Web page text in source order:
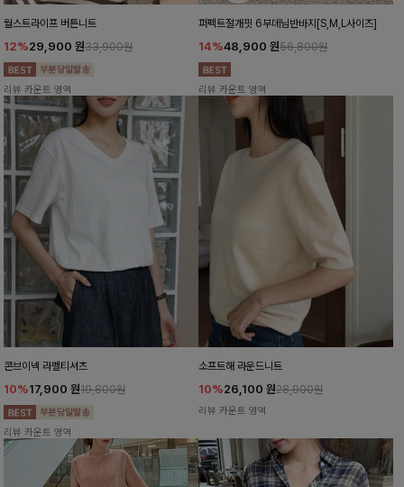
월스트라이프 버튼니트
12%29,900 원33,900원
리뷰 카운트 영역
퍼펙트절개핏 6부데님반바지[S,M,L사이즈]
14%48,900 원56,800원
리뷰 카운트 영역
콘브이넥 라벨티셔츠
10%17,900 원19,800원
리뷰 카운트 영역
소프트해 라운드니트
10%26,100 원28,900원
리뷰 카운트 영역